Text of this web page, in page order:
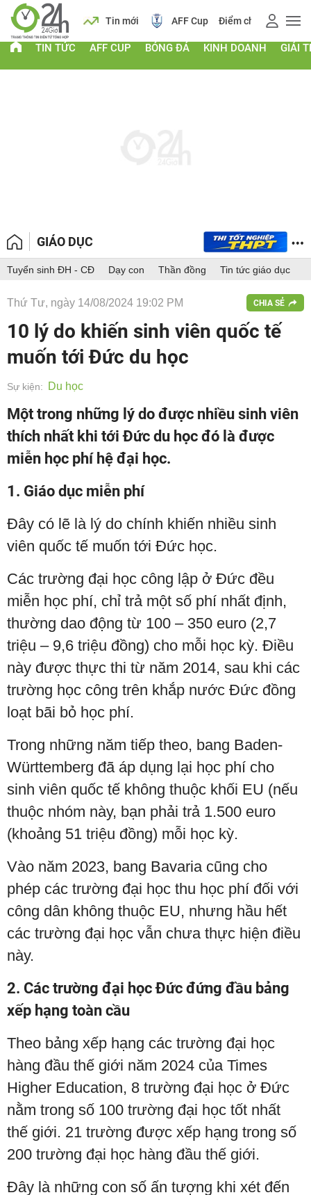
Lịch Tin mới AFF Cup Điểm chuẩn 2026
TIN TỨC AFF CUP BÓNG ĐÁ KINH DOANH GIẢI
GIÁO DỤC
Tuyển sinh ĐH - CĐ Dạy con Thần đồng Tin tức giáo dục
Thứ Tư, ngày 14/08/2024 19:02 PM CHIA SẺ
10 lý do khiến sinh viên quốc tế
muốn tới Đức du học
Sự kiện: Du học
Một trong những lý do được nhiều sinh viên
thích nhất khi tới Đức du học đó là được
miễn học phí hệ đại học.
1. Giáo dục miễn phí
Đây có lẽ là lý do chính khiến nhiều sinh
viên quốc tế muốn tới Đức học.
Các trường đại học công lập ở Đức đều
miễn học phí, chỉ trả một số phí nhất định,
thường dao động từ 100 – 350 euro (2,7
triệu – 9,6 triệu đồng) cho mỗi học kỳ. Điều
này được thực thi từ năm 2014, sau khi các
trường học công trên khắp nước Đức đồng
loạt bãi bỏ học phí.
Trong những năm tiếp theo, bang Baden-
Württemberg đã áp dụng lại học phí cho
sinh viên quốc tế không thuộc khối EU (nếu
thuộc nhóm này, bạn phải trả 1.500 euro
(khoảng 51 triệu đồng) mỗi học kỳ.
Vào năm 2023, bang Bavaria cũng cho
phép các trường đại học thu học phí đối với
công dân không thuộc EU, nhưng hầu hết
các trường đại học vẫn chưa thực hiện điều
này.
2. Các trường đại học Đức đứng đầu bảng
xếp hạng toàn cầu
Theo bảng xếp hạng các trường đại học
hàng đầu thế giới năm 2024 của Times
Higher Education, 8 trường đại học ở Đức
nằm trong số 100 trường đại học tốt nhất
thế giới. 21 trường được xếp hạng trong số
200 trường đại học hàng đầu thế giới.
Đây là những con số ấn tượng khi xét đến